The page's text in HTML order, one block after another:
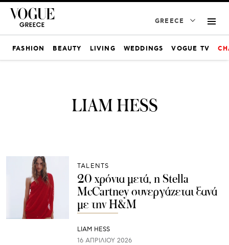
GREECE
FASHION BEAUTY LIVING WEDDINGS VOGUE TV
LIAM HESS
TALENTS
20 χρόνια μετά, η Stella
McCartney συνεργάζεται ξανά
με την H&M
LIAM HESS
16 ΑΠΡΙΛΊΟΥ 2026